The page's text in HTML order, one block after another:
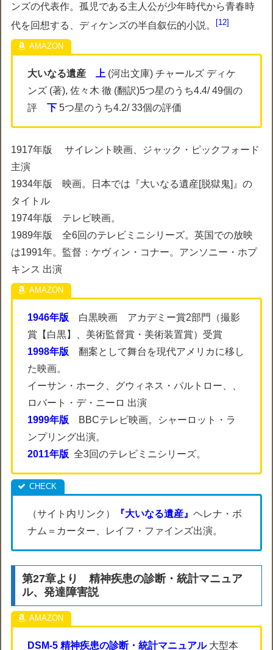
ンズの代表作。孤児である主人公が少年時代から青春時
代を回想する、ディケンズの半自叙伝的小説。
12
大いなる遺産 上 (河出文庫) チャールズ ディケ
ンズ (著), 佐々木 徹 (翻訳)5つ星のうち4.4/ 49個の
評下 5つ星のうち4.2/ 33個の評価
1917年版 サイレント映画、ジャック・ピックフォード
主演
1934年版 映画。日本では『大いなる遺産[脱獄鬼]』の
タイトル
1974年版 テレビ映画。
1989年版 全6回のテレビミニシリーズ。英国での放映
は1991年。監督：ケヴィン・コナー。アンソニー・ホプ
キンス 出演
1946年版
白黒映画 アカデミー賞2部門（撮影
賞【白黒】、美術監督賞・美術装置賞）受賞
1998年版
翻案として舞台を現代アメリカに移し
た映画。
イーサン・ホーク、グウィネス・パルトロー、、
ロバート・デ・ニーロ 出演
1999年版 BBCテレビ映画。シャーロット・ラ
ンプリング出演。
2011年版全3回のテレビミニシリーズ。
（サイト内リンク） 『大いなる遺産』ヘレナ・ボ
ナム＝カーター、レイフ・ファインズ出演。
第27章より 精神疾患の診断・統計マニュア
ル、発達障害説
DSM-5 精神疾患の診断・統計マニュアル 大型本